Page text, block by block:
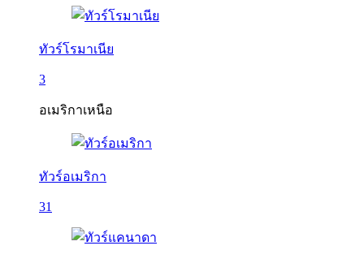
ทัวร์โรมาเนีย
3
อเมริกาเหนือ
ทัวร์อเมริกา
31